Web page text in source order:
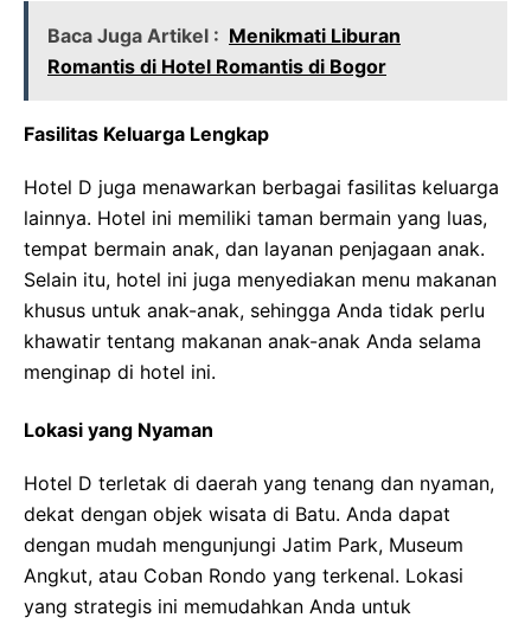
Baca Juga Artikel : Menikmati Liburan
Romantis di Hotel Romantis di Bogor
Fasilitas Keluarga Lengkap
Hotel D juga menawarkan berbagai fasilitas keluarga
lainnya. Hotel ini memiliki taman bermain yang luas,
tempat bermain anak, dan layanan penjagaan anak.
Selain itu, hotel ini juga menyediakan menu makanan
khusus untuk anak-anak, sehingga Anda tidak perlu
khawatir tentang makanan anak-anak Anda selama
menginap di hotel ini.
Lokasi yang Nyaman
Hotel D terletak di daerah yang tenang dan nyaman,
dekat dengan objek wisata di Batu. Anda dapat
dengan mudah mengunjungi Jatim Park, Museum
Angkut, atau Coban Rondo yang terkenal. Lokasi
yang strategis ini memudahkan Anda untuk